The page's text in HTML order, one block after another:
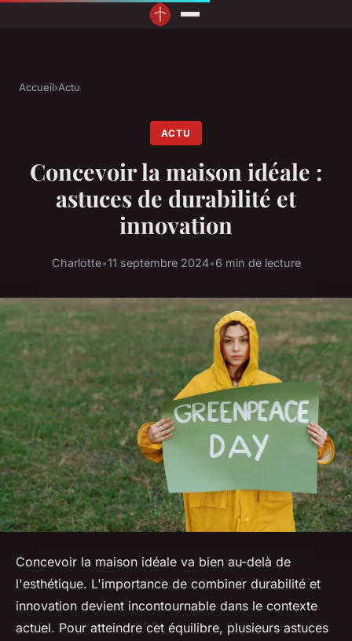
Accueil›Actu
ACTU
Concevoir la maison idéale :
astuces de durabilité et
innovation
Charlotte•11 septembre 2024•6 min de lecture
Concevoir la maison idéale va bien au-delà de
l'esthétique. L'importance de combiner durabilité et
innovation devient incontournable dans le contexte
actuel. Pour atteindre cet équilibre, plusieurs astuces